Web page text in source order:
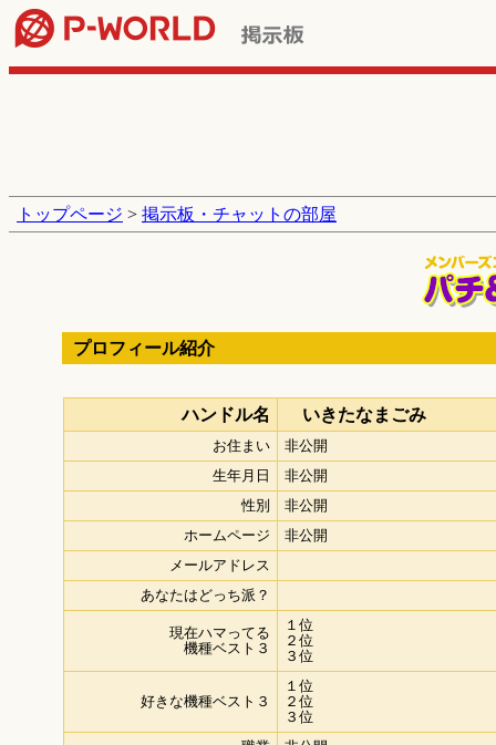
トップページ > 掲示板・チャットの部屋
プロフィール紹介
ハンドル名 いきたなまごみ
お住まい
非公開
生年月日
非公開
性別
非公開
ホームページ
非公開
メールアドレス
あなたはどっち派？
現在ハマってる
機種ベスト３
１位
２位
３位
好きな機種ベスト３
１位
２位
３位